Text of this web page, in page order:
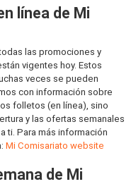
línea de Mi
las promociones y
vigentes hoy. Estos
veces se pueden
con información sobre
folletos (en línea), sino
y las ofertas semanales
ti. Para más información
Mi Comisariato website
de Mi